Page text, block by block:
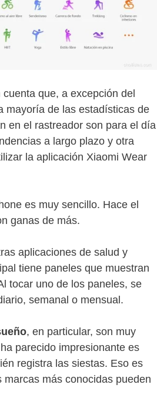
que, a excepción del
mayoría de las estadísticas de
en el rastreador son para el día
a largo plazo y otra
la aplicación Xiaomi Wear
es muy sencillo. Hace el
ganas de más.
aplicaciones de salud y
tiene paneles que muestran
tocar uno de los paneles, se
semanal o mensual.
, en particular, son muy
parecido impresionante es
registra las siestas. Eso es
más conocidas pueden